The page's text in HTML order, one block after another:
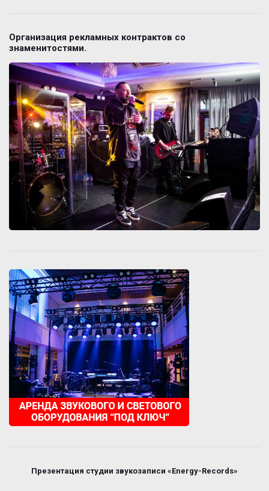
Организация рекламных контрактов со
знаменитостями.
Презентация студии звукозаписи «Energy-Records»